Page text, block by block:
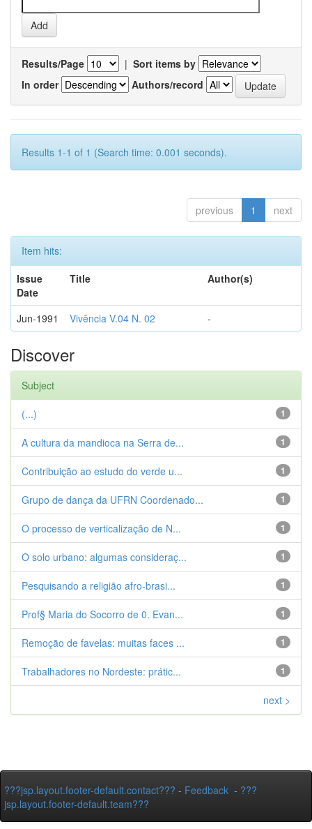
Results/Page | Sort items by
In order
Authors/record
Results 1-1 of 1 (Search time: 0.001 seconds).
previous 1 next
Item hits:
Issue
Date
Title Author(s)
Jun-1991 Vivência V.04 N. 02 -
Discover
Subject
1
(...)
1
A cultura da mandioca na Serra de...
1
Contribuição ao estudo do verde u...
1
Grupo de dança da UFRN Coordenado...
1
O processo de verticalização de N...
1
O solo urbano: algumas consideraç...
1
Pesquisando a religião afro-brasi...
1
Prof§ Maria do Socorro de 0. Evan...
1
Remoção de favelas: muitas faces ...
1
Trabalhadores no Nordeste: prátic...
next >
???jsp.layout.footer-default.contact??? - Feedback - ???
jsp.layout.footer-default.team???